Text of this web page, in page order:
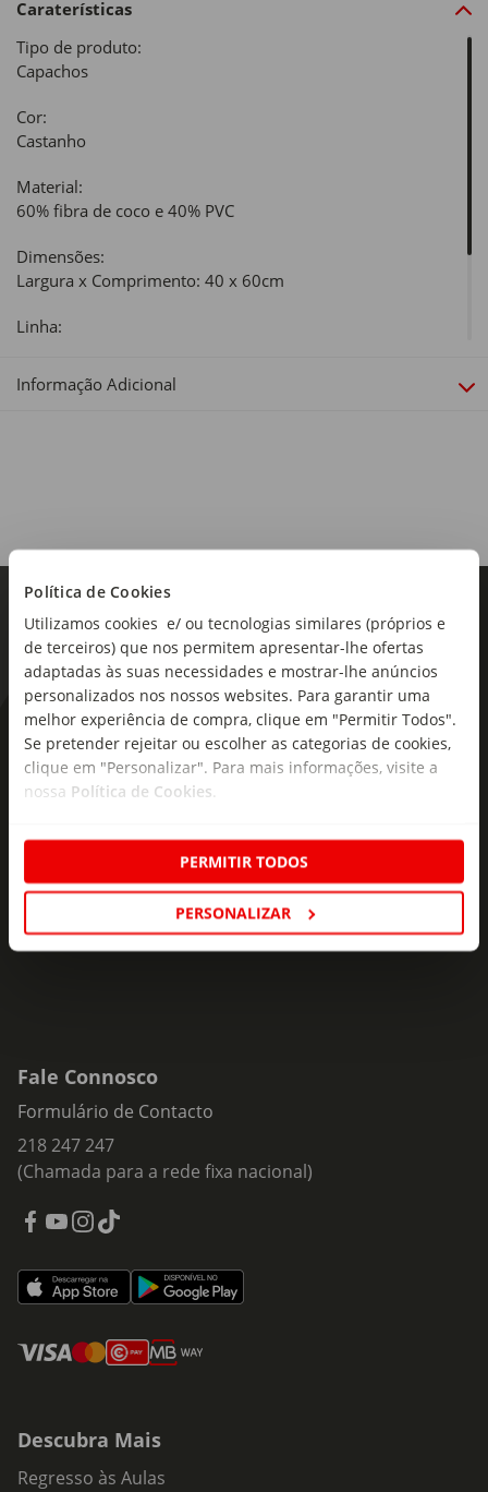
Política de Cookies
Utilizamos cookies e/ ou tecnologias similares (próprios e
de terceiros) que nos permitem apresentar-lhe ofertas
adaptadas às suas necessidades e mostrar-lhe anúncios
personalizados nos nossos websites. Para garantir uma
melhor experiência de compra, clique em "Permitir Todos".
Se pretender rejeitar ou escolher as categorias de cookies,
clique em "Personalizar". Para mais informações, visite a
nossa Política de Cookies.
PERMITIR TODOS
PERSONALIZAR
Caraterísticas
Tipo de produto:
Capachos
Cor:
Castanho
Material:
60% fibra de coco e 40% PVC
Dimensões:
Largura x Comprimento: 40 x 60cm
Linha:
Coleção:
Informação Adicional
As novidades mais frescas no
seu e-mail!
ofertas e novidades para si.
Insira o seu e-
Subscrever
Fale Connosco
Formulário de Contacto
218 247 247
(Chamada para a rede fixa nacional)
Descubra Mais
Regresso às Aulas